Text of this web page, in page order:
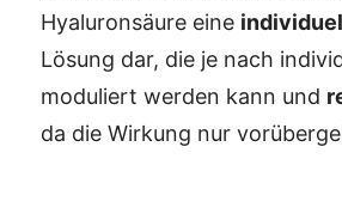
Hyaluronsäure eine
Lösung dar, die je nach
moduliert werden kann und
da die Wirkung nur